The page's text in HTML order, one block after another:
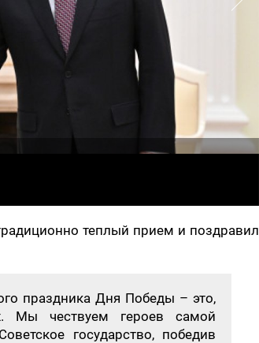
теплый прием и поздравил
праздника Дня Победы – это,
Мы чествуем героев самой
государство, победив